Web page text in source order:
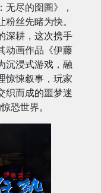
尽的囹圄》，
丝先睹为快。
深耕，这次携手
动画作品《伊藤
沉浸式游戏，融
惊悚叙事，玩家
织而成的噩梦迷
恐世界。